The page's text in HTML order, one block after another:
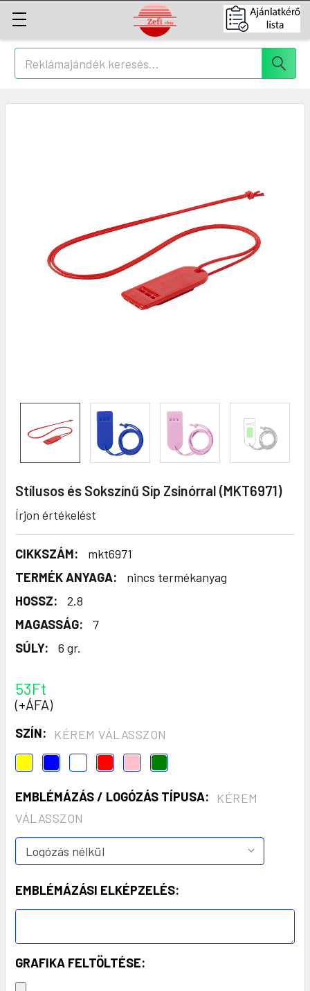
Keresés
Stílusos és Sokszínű Síp Zsinórral (MKT6971)
Írjon értékelést
CIKKSZÁM:
mkt6971
TERMÉK ANYAGA:
nincs termékanyag
HOSSZ:
2.8
MAGASSÁG:
7
SÚLY:
6 gr.
53Ft
(+ÁFA)
SZÍN: KÉREM VÁLASSZON
EMBLÉMÁZÁS / LOGÓZÁS TÍPUSA:
KÉREM
VÁLASSZON
EMBLÉMÁZÁSI ELKÉPZELÉS:
GRAFIKA FELTÖLTÉSE: